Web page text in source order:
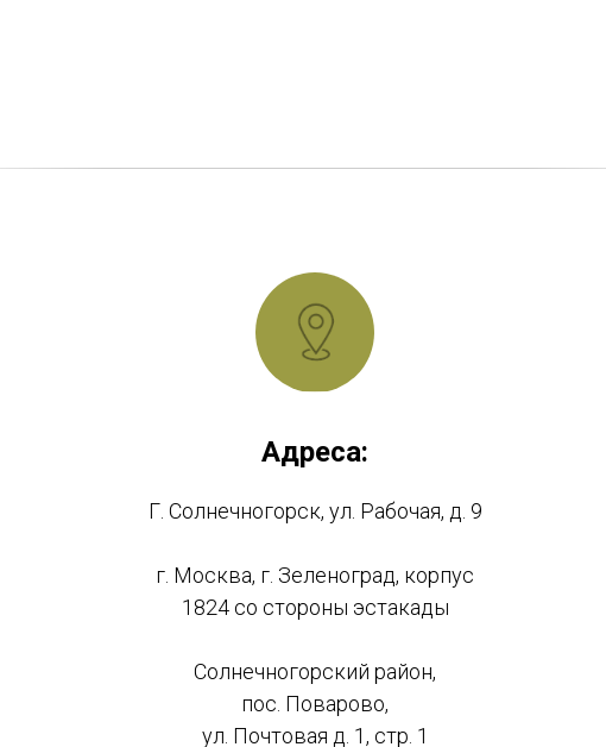
Адреса:
Г. Солнечногорск, ул. Рабочая, д. 9
г. Москва, г. Зеленоград, корпус
1824 со стороны эстакады
Солнечногорский район,
пос. Поварово,
ул. Почтовая д. 1, стр. 1